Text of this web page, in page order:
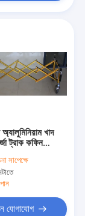
অ্যালুমিনিয়াম খাদ
ট্রাক কফিন
সাপেক্ষে
যোগাযোগ